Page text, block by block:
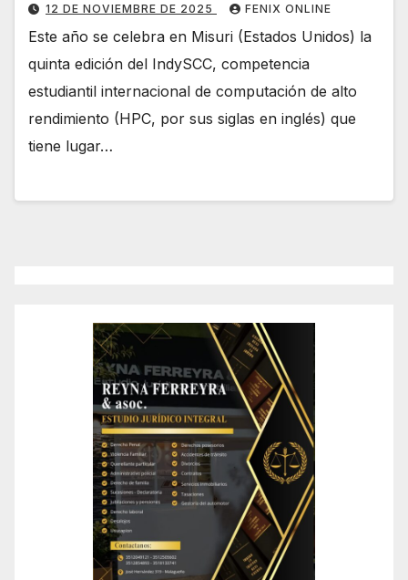
12 DE NOVIEMBRE DE 2025 FENIX ONLINE
Este año se celebra en Misuri (Estados Unidos) la
quinta edición del IndySCC, competencia
estudiantil internacional de computación de alto
rendimiento (HPC, por sus siglas en inglés) que
tiene lugar…